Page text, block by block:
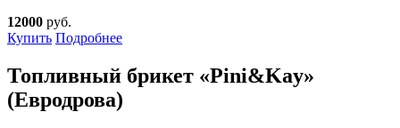
12000 руб.
Купить Подробнее
Топливный брикет «Pini&Kay»
(Евродрова)